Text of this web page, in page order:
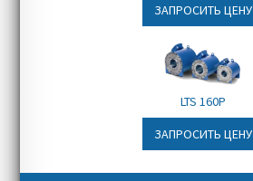
ЗАПРОСИТЬ ЦЕНУ
LTS 160P
ЗАПРОСИТЬ ЦЕНУ